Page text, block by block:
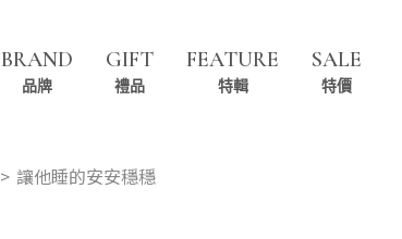
BRAND
品牌
GIFT
禮品
FEATURE
特輯
SALE
特價
讓他睡的安安穩穩